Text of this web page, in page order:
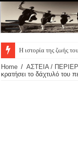
Η ιστορία της ζωής
Home / ΑΣΤΕΙΑ /
κρατήσει το δάχτυλό του